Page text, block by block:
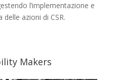
l’implementazione e
delle azioni di CSR.
Makers